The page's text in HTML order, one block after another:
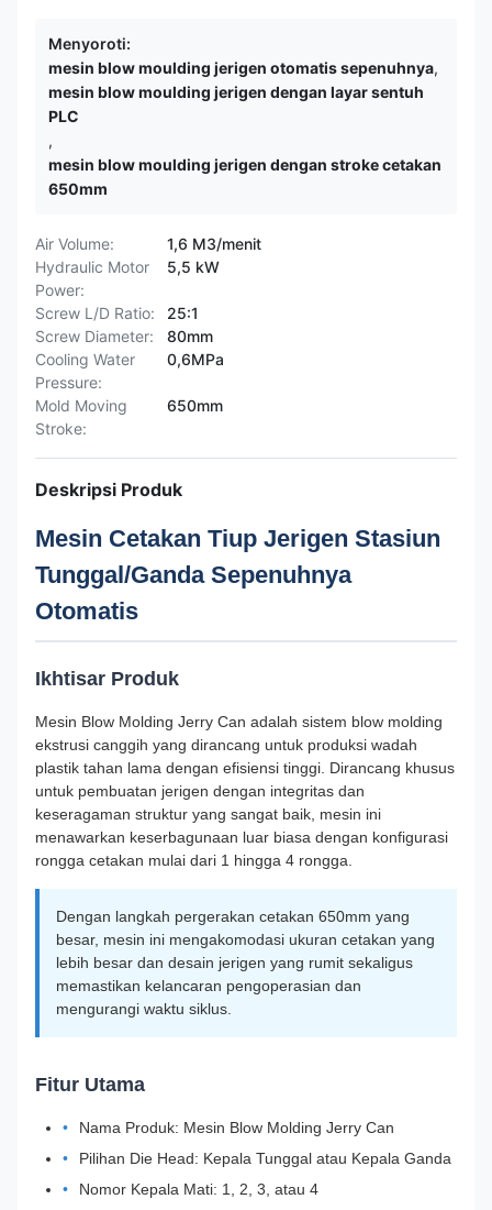
Menyoroti:
mesin blow moulding jerigen otomatis sepenuhnya,
mesin blow moulding jerigen dengan layar sentuh
PLC
,
mesin blow moulding jerigen dengan stroke cetakan
650mm
Air Volume:
1,6 M3/menit
Hydraulic Motor
Power:
5,5 kW
Screw L/D Ratio:
25:1
Screw Diameter:
80mm
Cooling Water
Pressure:
0,6MPa
Mold Moving
Stroke:
650mm
Deskripsi Produk
Mesin Cetakan Tiup Jerigen Stasiun
Tunggal/Ganda Sepenuhnya
Otomatis
Ikhtisar Produk
Mesin Blow Molding Jerry Can adalah sistem blow molding
ekstrusi canggih yang dirancang untuk produksi wadah
plastik tahan lama dengan efisiensi tinggi. Dirancang khusus
untuk pembuatan jerigen dengan integritas dan
keseragaman struktur yang sangat baik, mesin ini
menawarkan keserbagunaan luar biasa dengan konfigurasi
rongga cetakan mulai dari 1 hingga 4 rongga.
Dengan langkah pergerakan cetakan 650mm yang
besar, mesin ini mengakomodasi ukuran cetakan yang
lebih besar dan desain jerigen yang rumit sekaligus
memastikan kelancaran pengoperasian dan
mengurangi waktu siklus.
Fitur Utama
Nama Produk: Mesin Blow Molding Jerry Can
Pilihan Die Head: Kepala Tunggal atau Kepala Ganda
Nomor Kepala Mati: 1, 2, 3, atau 4